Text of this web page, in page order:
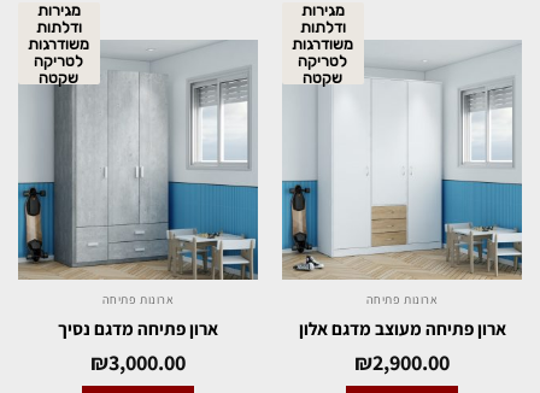
מגירות
ודלתות
משודרגות
לטריקה
שקטה
ארונות פתיחה
ארון פתיחה מעוצב מדגם אלון
₪2,900.00
מגירות
ודלתות
משודרגות
לטריקה
שקטה
ארונות פתיחה
ארון פתיחה מדגם נסיך
₪3,000.00